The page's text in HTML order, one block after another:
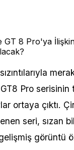
Pro
ortaya çıktı.
seri, sızan
görüntü